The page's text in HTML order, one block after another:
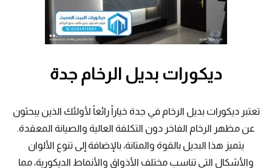
ديكورات بديل الرخام جدة
تعتبر ديكورات بديل الرخام في جدة خياراً رائعاً لأولئك الذين يبحثون
عن مظهر الرخام الفاخر دون التكلفة العالية والصيانة المعقدة.
يتميز هذا البديل بالقوة والمتانة، بالإضافة إلى تنوع الألوان
والأشكال التي تناسب مختلف الأذواق والأنماط الديكورية، مما